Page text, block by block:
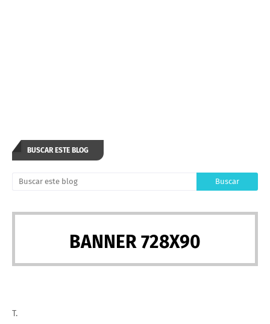
BUSCAR ESTE BLOG
BANNER 728X90
T.